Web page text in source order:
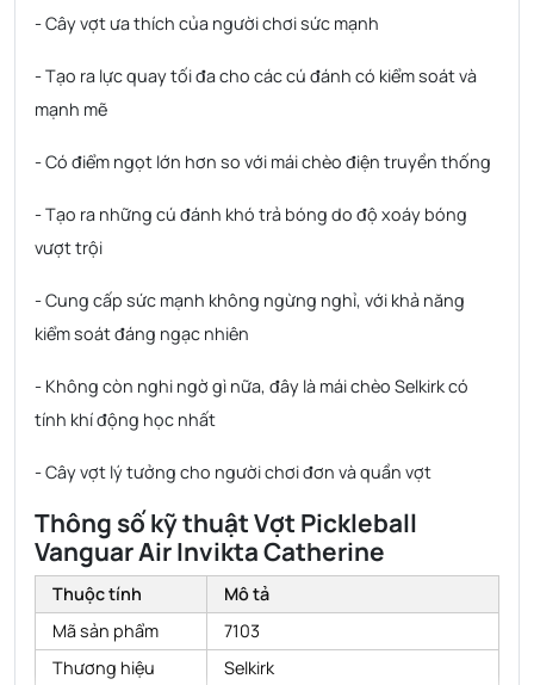
- Cây vợt ưa thích của người chơi sức mạnh
- Tạo ra lực quay tối đa cho các cú đánh có kiểm soát và
mạnh mẽ
- Có điểm ngọt lớn hơn so với mái chèo điện truyền thống
- Tạo ra những cú đánh khó trả bóng do độ xoáy bóng
vượt trội
- Cung cấp sức mạnh không ngừng nghỉ, với khả năng
kiểm soát đáng ngạc nhiên
- Không còn nghi ngờ gì nữa, đây là mái chèo Selkirk có
tính khí động học nhất
- Cây vợt lý tưởng cho người chơi đơn và quần vợt
Thông số kỹ thuật Vợt Pickleball
Vanguar Air Invikta Catherine
Thuộc tính
Mô tả
Mã sản phẩm
7103
Thương hiệu
Selkirk